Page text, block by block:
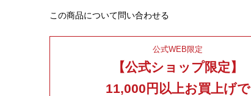
この商品について問い合わせる
公式WEB限定
【公式ショップ限定】
11,000円以上お買上げで